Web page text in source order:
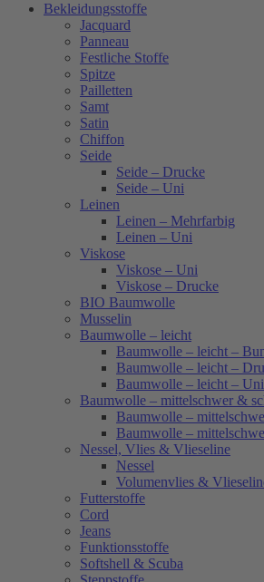
Bekleidungsstoffe
Jacquard
Panneau
Festliche Stoffe
Spitze
Pailletten
Samt
Satin
Chiffon
Seide
Seide – Drucke
Seide – Uni
Leinen
Leinen – Mehrfarbig
Leinen – Uni
Viskose
Viskose – Uni
Viskose – Drucke
BIO Baumwolle
Musselin
Baumwolle – leicht
Baumwolle – leicht –
Baumwolle – leicht –
Baumwolle – leicht – Uni
Baumwolle – mittelschwer &
Baumwolle –
Baumwolle –
Nessel, Vlies & Vlieseline
Nessel
Volumenvlies &
Futterstoffe
Cord
Jeans
Funktionsstoffe
Softshell & Scuba